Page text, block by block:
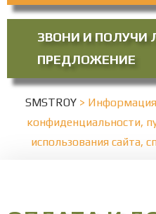
ЗВОНИ И ПОЛУЧИ
ПРЕДЛОЖЕНИЕ
SMSTROY >
конфиденциальности,
использования сайта,